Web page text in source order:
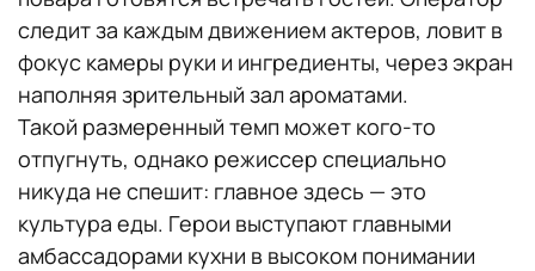
следит за каждым движением актеров, ловит в
фокус камеры руки и ингредиенты, через экран
наполняя зрительный зал ароматами.
Такой размеренный темп может кого-то
отпугнуть, однако режиссер специально
никуда не спешит: главное здесь — это
культура еды. Герои выступают главными
амбассадорами кухни в высоком понимании